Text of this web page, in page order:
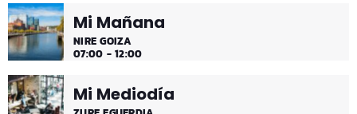
Mi Mañana
NIRE GOIZA
07:00 - 12:00
Mi Mediodía